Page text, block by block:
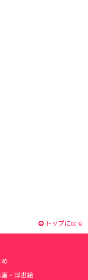
トップに戻る
画・浮世絵